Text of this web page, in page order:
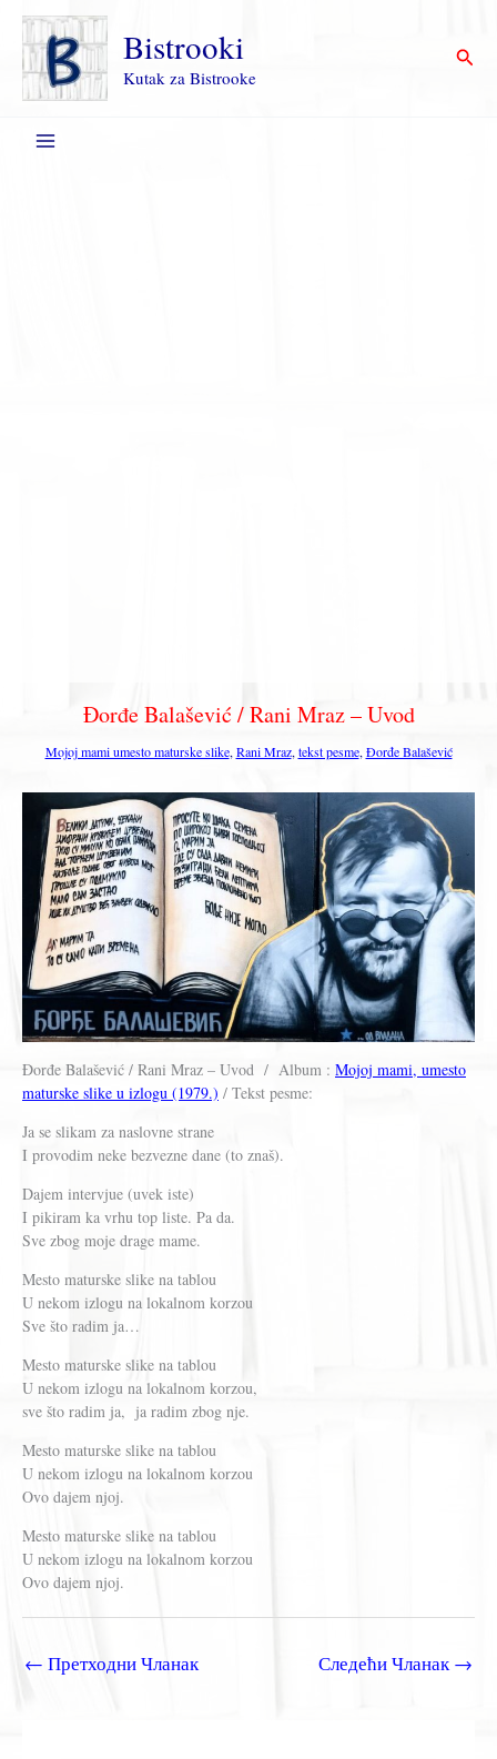
Пређи
садржај
Bistrooki
Kutak za Bistrooke
Đorđe Balašević / Rani Mraz – Uvod
Mojoj mami umesto maturske slike, Rani Mraz, tekst pesme, Đorđe Balašević
Đorđe Balašević / Rani Mraz – Uvod / Album : Mojoj mami, umesto
maturske slike u izlogu (1979.) / Tekst pesme:
Ja se slikam za naslovne strane
I provodim neke bezvezne dane (to znaš).
Dajem intervjue (uvek iste)
I pikiram ka vrhu top liste. Pa da.
Sve zbog moje drage mame.
Mesto maturske slike na tablou
U nekom izlogu na lokalnom korzou
Sve što radim ja…
Mesto maturske slike na tablou
U nekom izlogu na lokalnom korzou,
sve što radim ja, ja radim zbog nje.
Mesto maturske slike na tablou
U nekom izlogu na lokalnom korzou
Ovo dajem njoj.
Mesto maturske slike na tablou
U nekom izlogu na lokalnom korzou
Ovo dajem njoj.
← Претходни Чланак Следећи Чланак→